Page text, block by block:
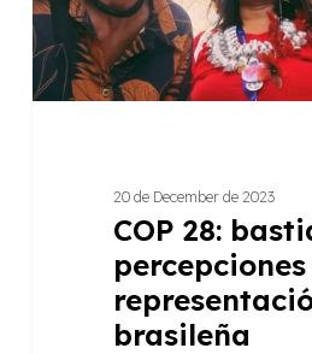
20 de December de 2023
COP 28:
brasileña